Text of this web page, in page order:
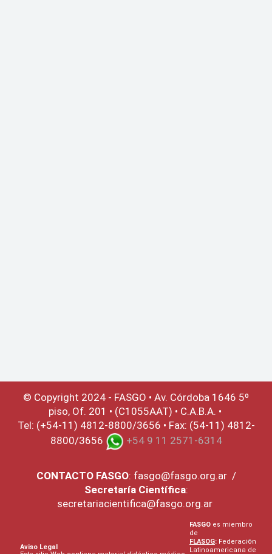
© Copyright 2024 - FASGO • Av. Córdoba 1646 5º
piso, Of. 201 • (C1055AAT) • C.A.B.A. •
Tel: (+54-11) 4812-8800/3656 • Fax: (54-11) 4812-
8800/3656
+54 9 11 2571-6314
CONTACTO FASGO: fasgo@fasgo.org.ar/
Secretaría Científica:
secretariacientifica@fasgo.org.ar
Aviso Legal
FASGO es miembro
de
FLASOG: Federación
Latinoamericana de